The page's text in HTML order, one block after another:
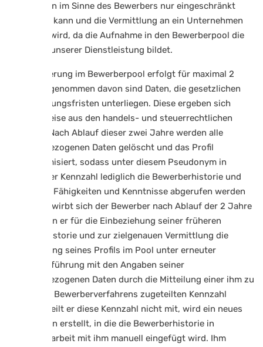
Tätigwerden im Sinne des Bewerbers nur eingeschränkt
stattfinden kann und die Vermittlung an ein Unternehmen
erschwert wird, da die Aufnahme in den Bewerberpool die
Grundlage unserer Dienstleistung bildet.
Die Speicherung im Bewerberpool erfolgt für maximal 2
Jahre, ausgenommen davon sind Daten, die gesetzlichen
Aufbewahrungsfristen unterliegen. Diese ergeben sich
beispielsweise aus den handels- und steuerrechtlichen
Gesetzen. Nach Ablauf dieser zwei Jahre werden alle
personenbezogenen Daten gelöscht und das Profil
pseudonymisiert, sodass unter diesem Pseudonym in
Gestalt einer Kennzahl lediglich die Bewerberhistorie und
Daten über Fähigkeiten und Kenntnisse abgerufen werden
können. Bewirbt sich der Bewerber nach Ablauf der 2 Jahre
erneut, kann er für die Einbeziehung seiner früheren
Bewerberhistorie und zur zielgenauen Vermittlung die
Reaktivierung seines Profils im Pool unter erneuter
Zusammenführung mit den Angaben seiner
personenbezogenen Daten durch die Mitteilung einer ihm zu
Beginn des Bewerberverfahrens zugeteilten Kennzahl
erwirken. Teilt er diese Kennzahl nicht mit, wird ein neues
Profil für ihn erstellt, in die die Bewerberhistorie in
Zusammenarbeit mit ihm manuell eingefügt wird. Ihm